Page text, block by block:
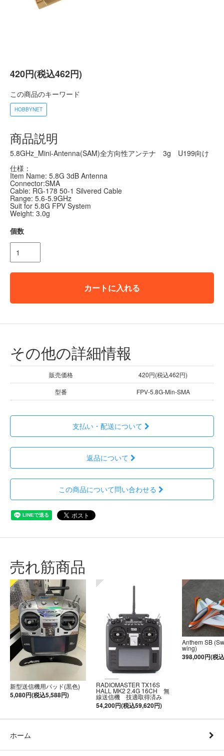
420円(税込462円)
この商品のキーワード
HOBBYNET
商品説明
5.8GHz_Mini-Antenna(SAM)全方向性アンテナ 3g U199向け
仕様：
Item Name: 5.8G 3dB Antenna
Connector:SMA
Cable: RG-178 50-1 Silvered Cable
Range: 5.6-5.9GHz
Suit for 5.8G FPV System
Weight: 3.0g
個数
カートに入れる
その他の詳細情報
販売価格
420円(税込462円)
型番
FPV-5.8G-Min-SMA
支払い・配送について
返品について
この商品について問い合わせる
売れ筋商品
新型送信機用パッド(黒色)
5,080円(税込5,588円)
RADIOMASTER TX16S
HALL MK2 2.4G 16CH 無
線送信機 技適取得済み
54,200円(税込59,620円)
Anthem SB
wing)
398,000円(税
ホーム